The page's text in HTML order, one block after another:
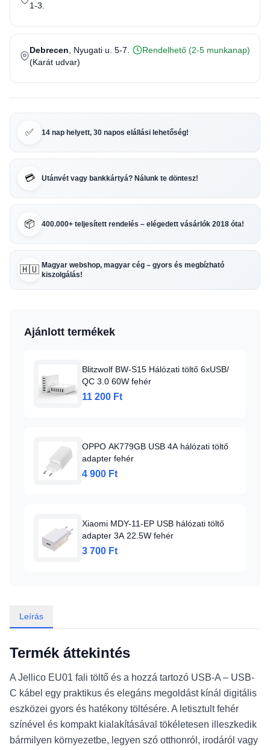
1-3.
Debrecen , Nyugati u. 5-7.
(Karát udvar)
Rendelhető (2-5 munkanap)
✅ 14 nap helyett, 30 napos elállási lehetőség!
💳 Utánvét vagy bankkártyá? Nálunk te döntesz!
📦 400.000+ teljesített rendelés – elégedett vásárlók 2018 óta!
🇭🇺 Magyar webshop, magyar cég – gyors és megbízható
kiszolgálás!
Ajánlott termékek
Blitzwolf BW-S15 Hálózati töltő 6xUSB/
QC 3.0 60W fehér
11 200 Ft
OPPO AK779GB USB 4A hálózati töltő
adapter fehér
4 900 Ft
Xiaomi MDY-11-EP USB hálózati töltő
adapter 3A 22.5W fehér
3 700 Ft
Leírás
Termék áttekintés
A Jellico EU01 fali töltő és a hozzá tartozó USB-A – USB-
C kábel egy praktikus és elegáns megoldást kínál digitális
eszközei gyors és hatékony töltésére. A letisztult fehér
színével és kompakt kialakításával tökéletesen illeszkedik
bármilyen környezetbe, legyen szó otthonról, irodáról vagy